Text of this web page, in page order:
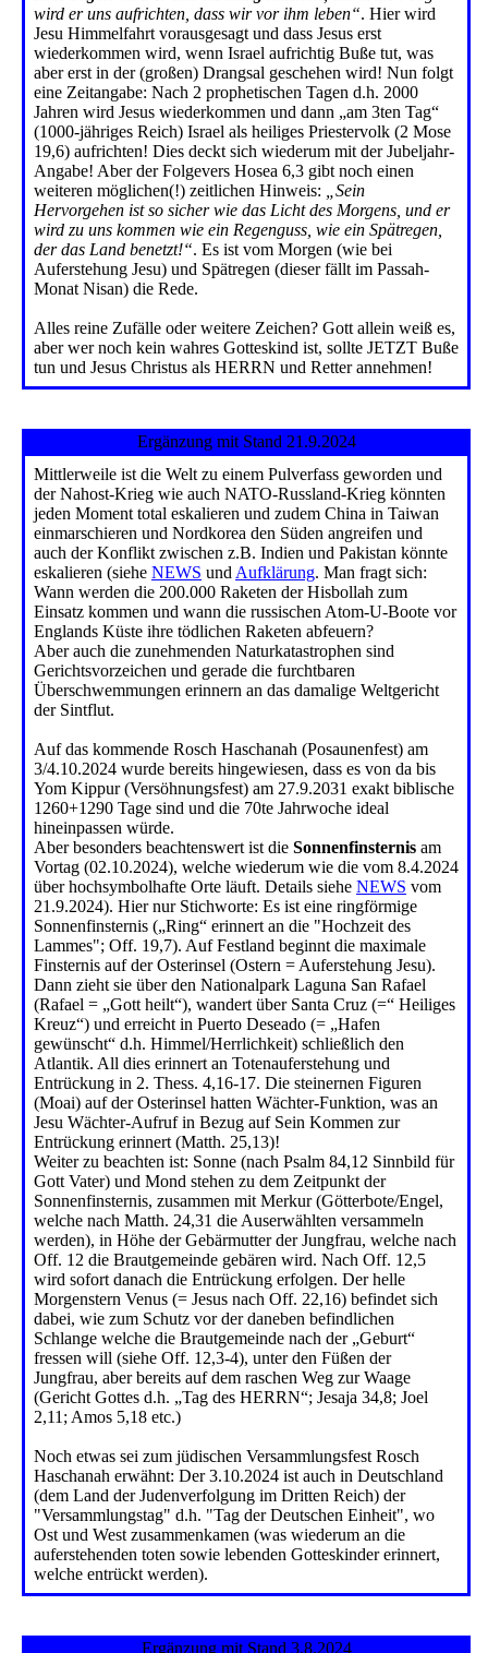
wird er uns aufrichten, dass wir vor ihm leben“. Hier wird
Jesu Himmelfahrt vorausgesagt und dass Jesus erst
wiederkommen wird, wenn Israel aufrichtig Buße tut, was
aber erst in der (großen) Drangsal geschehen wird! Nun folgt
eine Zeitangabe: Nach 2 prophetischen Tagen d.h. 2000
Jahren wird Jesus wiederkommen und dann „am 3ten Tag“
(1000-jähriges Reich) Israel als heiliges Priestervolk (2 Mose
19,6) aufrichten! Dies deckt sich wiederum mit der Jubeljahr-
Angabe! Aber der Folgevers Hosea 6,3 gibt noch einen
weiteren möglichen(!) zeitlichen Hinweis:
„Sein
Hervorgehen ist so sicher wie das Licht des Morgens, und er
wird zu uns kommen wie ein Regenguss, wie ein Spätregen,
der das Land benetzt!“. Es ist vom Morgen (wie bei
Auferstehung Jesu) und Spätregen (dieser fällt im Passah-
Monat Nisan) die Rede.
Alles reine Zufälle oder weitere Zeichen? Gott allein weiß es,
aber wer noch kein wahres Gotteskind ist, sollte JETZT Buße
tun und Jesus Christus als HERRN und Retter annehmen!
Ergänzung mit Stand 21.9.2024
Mittlerweile ist die Welt zu einem Pulverfass geworden und
der Nahost-Krieg wie auch NATO-Russland-Krieg könnten
jeden Moment total eskalieren und zudem China in Taiwan
einmarschieren und Nordkorea den Süden angreifen und
auch der Konflikt zwischen z.B. Indien und Pakistan könnte
eskalieren (siehe NEWS und Aufklärung. Man fragt sich:
Wann werden die 200.000 Raketen der Hisbollah zum
Einsatz kommen und wann die russischen Atom-U-Boote vor
Englands Küste ihre tödlichen Raketen abfeuern?
Aber auch die zunehmenden Naturkatastrophen sind
Gerichtsvorzeichen und gerade die furchtbaren
Überschwemmungen erinnern an das damalige Weltgericht
der Sintflut.
Auf das kommende Rosch Haschanah (Posaunenfest) am
3/4.10.2024 wurde bereits hingewiesen, dass es von da bis
Yom Kippur (Versöhnungsfest) am 27.9.2031 exakt biblische
1260+1290 Tage sind und die 70te Jahrwoche ideal
hineinpassen würde.
Aber besonders beachtenswert ist die Sonnenfinsternis am
Vortag (02.10.2024), welche wiederum wie die vom 8.4.2024
über hochsymbolhafte Orte läuft. Details siehe NEWS vom
21.9.2024). Hier nur Stichworte: Es ist eine ringförmige
Sonnenfinsternis („Ring“ erinnert an die "Hochzeit des
Lammes"; Off. 19,7). Auf Festland beginnt die maximale
Finsternis auf der Osterinsel (Ostern = Auferstehung Jesu).
Dann zieht sie über den Nationalpark Laguna San Rafael
(Rafael = „Gott heilt“), wandert über Santa Cruz (=“ Heiliges
Kreuz“) und erreicht in Puerto Deseado (= „Hafen
gewünscht“ d.h. Himmel/Herrlichkeit) schließlich den
Atlantik. All dies erinnert an Totenauferstehung und
Entrückung in 2. Thess. 4,16-17. Die steinernen Figuren
(Moai) auf der Osterinsel hatten Wächter-Funktion, was an
Jesu Wächter-Aufruf in Bezug auf Sein Kommen zur
Entrückung erinnert (Matth. 25,13)!
Weiter zu beachten ist: Sonne (nach Psalm 84,12 Sinnbild für
Gott Vater) und Mond stehen zu dem Zeitpunkt der
Sonnenfinsternis, zusammen mit Merkur (Götterbote/Engel,
welche nach Matth. 24,31 die Auserwählten versammeln
werden), in Höhe der Gebärmutter der Jungfrau, welche nach
Off. 12 die Brautgemeinde gebären wird. Nach Off. 12,5
wird sofort danach die Entrückung erfolgen. Der helle
Morgenstern Venus (= Jesus nach Off. 22,16) befindet sich
dabei, wie zum Schutz vor der daneben befindlichen
Schlange welche die Brautgemeinde nach der „Geburt“
fressen will (siehe Off. 12,3-4), unter den Füßen der
Jungfrau, aber bereits auf dem raschen Weg zur Waage
(Gericht Gottes d.h. „Tag des HERRN“; Jesaja 34,8; Joel
2,11; Amos 5,18 etc.)
Noch etwas sei zum jüdischen Versammlungsfest Rosch
Haschanah erwähnt: Der 3.10.2024 ist auch in Deutschland
(dem Land der Judenverfolgung im Dritten Reich) der
"Versammlungstag" d.h. "Tag der Deutschen Einheit", wo
Ost und West zusammenkamen (was wiederum an die
auferstehenden toten sowie lebenden Gotteskinder erinnert,
welche entrückt werden).
Ergänzung mit Stand 3.8.2024